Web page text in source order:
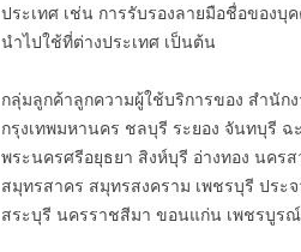
ประเทศ เช่น การรับรองลายมือชื่อของบุ
นำไปใช้ที่ต่างประเทศ เป็นต้น
กลุ่มลูกค้าลูกความผู้ใช้บริการของ สำนั
กรุงเทพมหานคร ชลบุรี ระยอง จันทบุรี
พระนครศรีอยุธยา สิงห์บุรี อ่างทอง นคร
สมุทรสาคร สมุทรสงคราม เพชรบุรี ประ
สระบุรี นครราชสีมา ขอนแก่น เพชรบูร